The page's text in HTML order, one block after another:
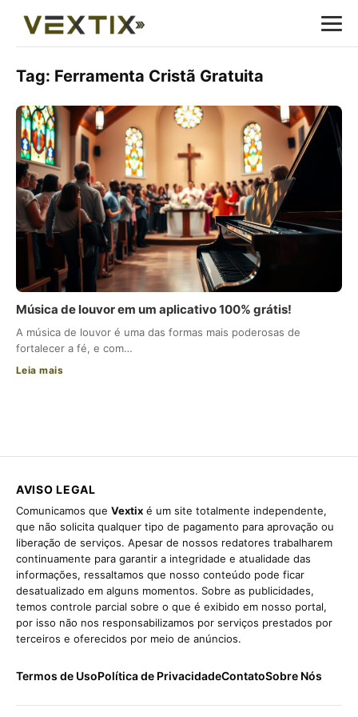
Tag: Ferramenta Cristã Gratuita
Música de louvor em um aplicativo 100% grátis!
A música de louvor é uma das formas mais poderosas de
fortalecer a fé, e com…
Leia mais
AVISO LEGAL
Comunicamos que Vextix é um site totalmente independente,
que não solicita qualquer tipo de pagamento para aprovação ou
liberação de serviços. Apesar de nossos redatores trabalharem
continuamente para garantir a integridade e atualidade das
informações, ressaltamos que nosso conteúdo pode ficar
desatualizado em alguns momentos. Sobre as publicidades,
temos controle parcial sobre o que é exibido em nosso portal,
por isso não nos responsabilizamos por serviços prestados por
terceiros e oferecidos por meio de anúncios.
Termos de UsoPolítica de PrivacidadeContatoSobre Nós